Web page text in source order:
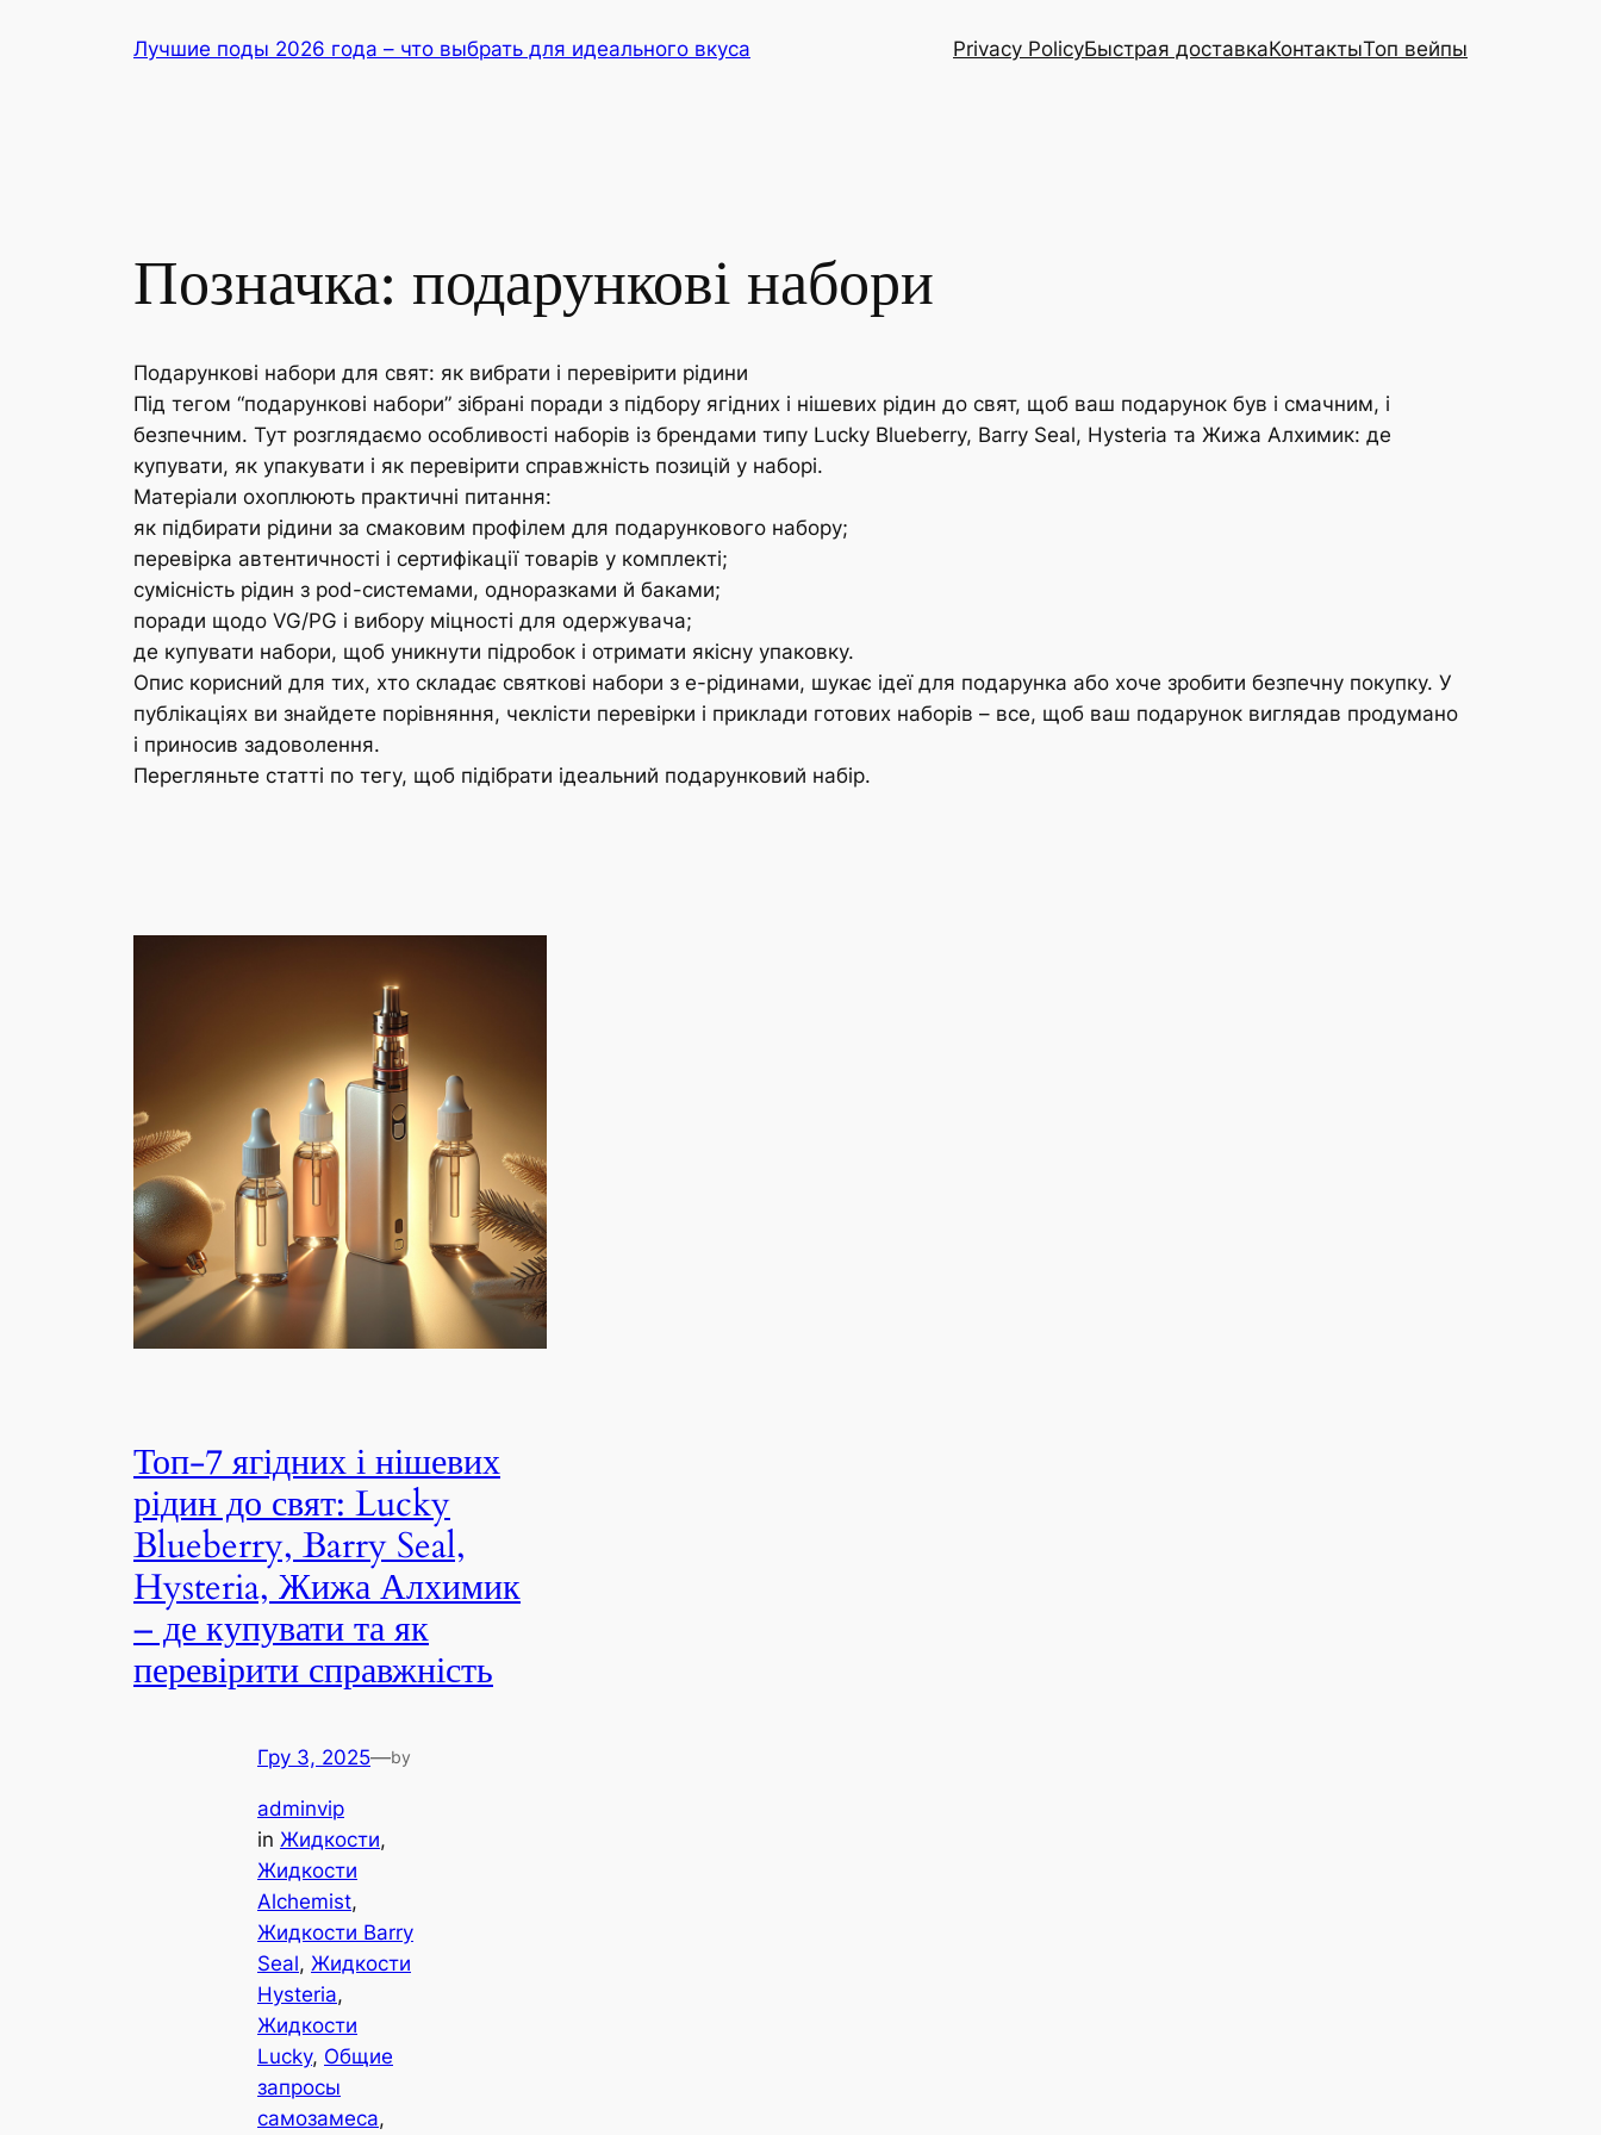
Лучшие поды 2026 года – что выбрать для идеального вкуса Privacy PolicyБыстрая доставкаКонтактыТоп вейпы
Позначка: подарункові набори
Подарункові набори для свят: як вибрати і перевірити рідини
Під тегом “подарункові набори” зібрані поради з підбору ягідних і нішевих рідин до свят, щоб ваш подарунок був і смачним, і
безпечним. Тут розглядаємо особливості наборів із брендами типу Lucky Blueberry, Barry Seal, Hysteria та Жижа Алхимик: де
купувати, як упакувати і як перевірити справжність позицій у наборі.
Матеріали охоплюють практичні питання:
як підбирати рідини за смаковим профілем для подарункового набору;
перевірка автентичності і сертифікації товарів у комплекті;
сумісність рідин з pod-системами, одноразками й баками;
поради щодо VG/PG і вибору міцності для одержувача;
де купувати набори, щоб уникнути підробок і отримати якісну упаковку.
Опис корисний для тих, хто складає святкові набори з е-рідинами, шукає ідеї для подарунка або хоче зробити безпечну покупку. У
публікаціях ви знайдете порівняння, чеклісти перевірки і приклади готових наборів – все, щоб ваш подарунок виглядав продумано
і приносив задоволення.
Перегляньте статті по тегу, щоб підібрати ідеальний подарунковий набір.
Топ-7 ягідних і нішевих
рідин до свят: Lucky
Blueberry, Barry Seal,
Hysteria, Жижа Алхимик
– де купувати та як
перевірити справжність
Гру 3, 2025—by
adminvip
in Жидкости
Жидкости
Alchemist
Жидкости Barry
Seal, Жидкости
Hysteria
Жидкости
Lucky, Общие
запросы
самозамеса